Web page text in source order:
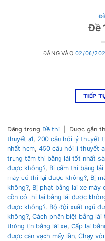
Đề
ĐĂNG VÀO 02/06/
TIẾP
Đăng trongĐề thi Được gắn
thuyết a1, 200 câu hỏi lý thuyết
nhất hcm, 450 câu hỏi lí thuyết
trung tâm thi bằng lái tốt nhất
được không?, Bị cấm thi bằng
máy có thi lại được không?, Bị
không?, Bị phạt bằng lái xe máy
cồn có thi lại bằng lái được
được không?, Bộ đội xuất ngũ
không?, Cách phân biệt bằng lái
thông tin bằng lái xe, Cấp lại
được cán vạch mấy lần, Chạy